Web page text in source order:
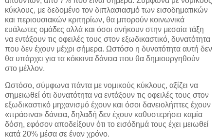
κύκλους, με δεδομένο τον διπλασιασμό των εισοδηματικών
και περιουσιακών κριτηρίων, θα μπορούν κοινωνικά
ευάλωτες ομάδες αλλά και όσοι ανήκουν στην μεσαία τάξη
να εντάξουν τις οφειλές τους στον εξωδικαστικό, δυνατότητα
που δεν έχουν μέχρι σήμερα. Ωστόσο η δυνατότητα αυτή δεν
θα υπάρχει για τα κόκκινα δάνεια που θα δημιουργηθούν
στο μέλλον.
Ωστόσο, σύμφωνα πάντα με νομικούς κύκλους, αξίζει να
σημειωθεί ότι δυνατότητα να εντάξουν τις οφειλές τους στον
εξωδικαστικό μηχανισμό έχουν και όσοι δανειολήπτες έχουν
«πράσινα» δάνεια, δηλαδή δεν έχουν καθυστερήσει καμία
δόση, εφόσον αποδείξουν ότι το εισόδημά τους έχει μειωθεί
κατά 20% μέσα σε έναν χρόνο.